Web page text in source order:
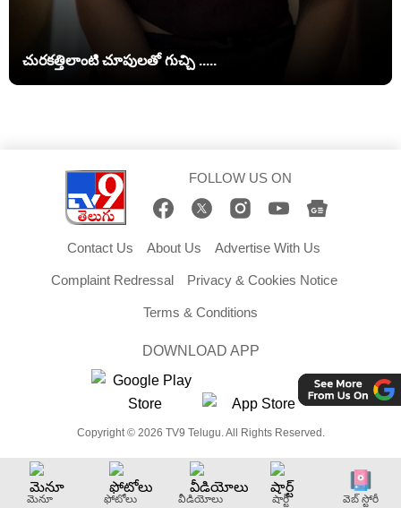
చురకత్తిలాంటి చూపులతో గుచ్చి .....
FOLLOW US ON
Contact Us About Us Advertise With Us
Complaint Redressal Privacy & Cookies Notice
Terms & Conditions
DOWNLOAD APP
Copyright © 2026 TV9 Telugu. All Rights Reserved.
మెనూ ఫోటోలు వీడియోలు షార్ట్ వెబ్ స్టోరీ